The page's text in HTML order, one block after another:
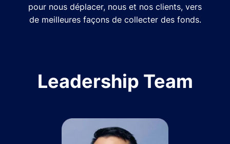
pour nous déplacer, nous et nos clients, vers
de meilleures façons de collecter des fonds.
Leadership Team